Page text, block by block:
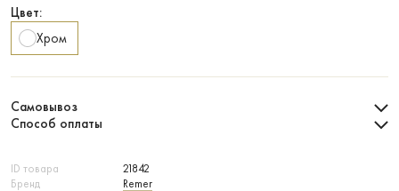
ID товара
21842
Бренд
Remer
Цвет:
Хром
Самовывоз
Способ оплаты